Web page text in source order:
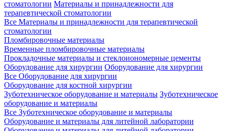
стоматологии Материалы и принадлежности для
терапевтической стоматологии
Все Материалы и принадлежности для терапевтической
стоматологии
Пломбировочные материалы
Временные пломбировочные материалы
Прокладочные материалы и стеклоиономерные цементы
Оборудование для хирургии Оборудование для хирургии
Все Оборудование для хирургии
Оборудование для костной хирургии
Зуботехническое оборудование и материалы Зуботехническое
оборудование и материалы
Все Зуботехническое оборудование и материалы
Оборудование и материалы для литейной лаборатории